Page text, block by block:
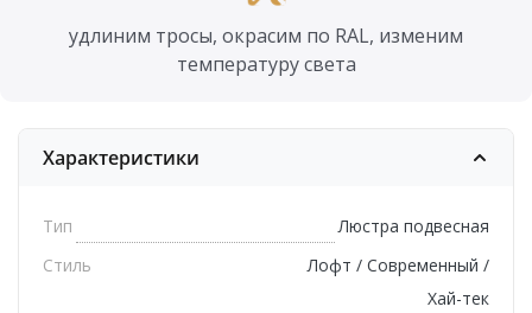
удлиним тросы, окрасим по RAL, изменим
температуру света
Характеристики
Тип
Люстра подвесная
Стиль
Лофт / Современный /
Хай-тек